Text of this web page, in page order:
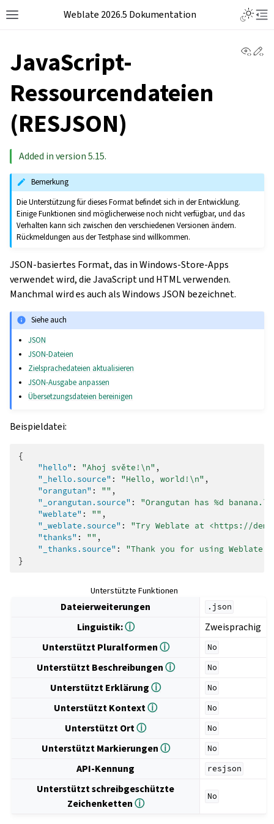
Weblate 2026.5 Dokumentation
JavaScript-
Ressourcendateien
(RESJSON)
Added in version 5.15.
Bemerkung
Die Unterstützung für dieses Format befindet sich in der Entwicklung.
Einige Funktionen sind möglicherweise noch nicht verfügbar, und das
Verhalten kann sich zwischen den verschiedenen Versionen ändern.
Rückmeldungen aus der Testphase sind willkommen.
JSON-basiertes Format, das in Windows-Store-Apps
verwendet wird, die JavaScript und HTML verwenden.
Manchmal wird es auch als Windows JSON bezeichnet.
Siehe auch
JSON
JSON-Dateien
Zielsprachedateien aktualisieren
JSON-Ausgabe anpassen
Übersetzungsdateien bereinigen
Beispieldatei:
{
"hello" : "Ahoj světe!\n" ,
"_hello.source" : "Hello, world!\n" ,
"orangutan" : "" ,
"_orangutan.source" :
"Orangutan has %d
"weblate" : "" ,
"_weblate.source" :
"Try Weblate at <https://
"thanks" : "" ,
"_thanks.source" :
"Thank you for using Weblate."
}
Unterstützte Funktionen
Dateierweiterungen .json
Linguistik:ⓘ
Zweisprachig
Unterstützt Pluralformenⓘ No
Unterstützt Beschreibungenⓘ No
Unterstützt Erklärungⓘ No
Unterstützt Kontextⓘ No
Unterstützt Ortⓘ No
Unterstützt Markierungenⓘ No
API-Kennung resjson
Unterstützt schreibgeschützte
Zeichenkettenⓘ
No